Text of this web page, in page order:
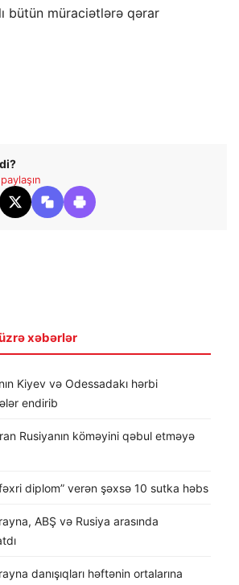
bütün müraciətlərə qərar
xəbərlər
Kiyev və Odessadakı hərbi
endirib
Rusiyanın köməyini qəbul etməyə
diplom” verən şəxsə 10 sutka həbs
ABŞ və Rusiya arasında
danışıqları həftənin ortalarına